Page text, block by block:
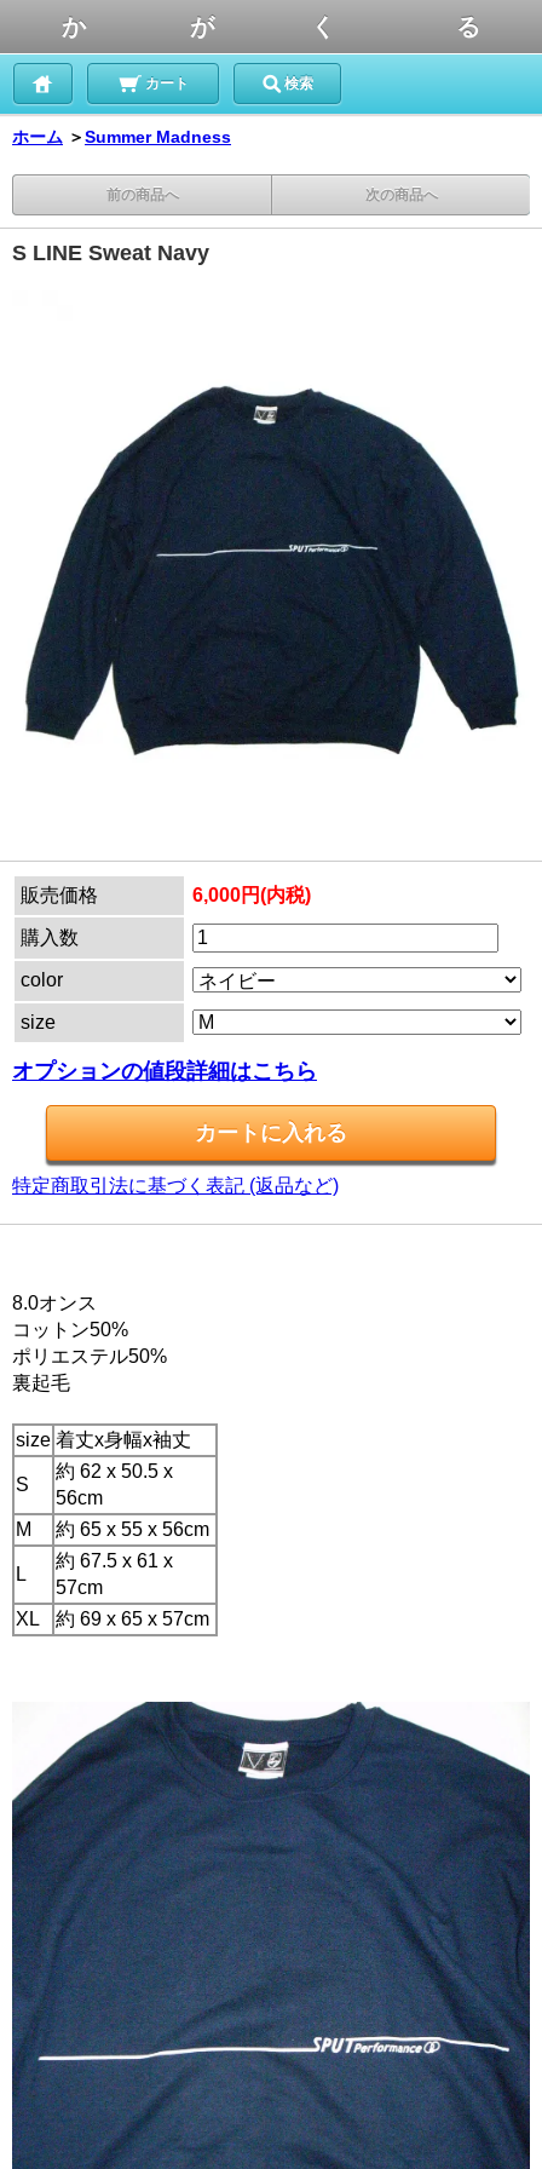
か が く る
カート 検索
ホーム ＞Summer Madness
前の商品へ 次の商品へ
S LINE Sweat Navy
販売価格 6,000円(内税)
購入数
color
size
オプションの値段詳細はこちら
特定商取引法に基づく表記 (返品など)
8.0オンス
コットン50%
ポリエステル50%
裏起毛
size 着丈x身幅x袖丈
S
約 62 x 50.5 x
56cm
M
約 65 x 55 x 56cm
L
約 67.5 x 61 x
57cm
XL
約 69 x 65 x 57cm